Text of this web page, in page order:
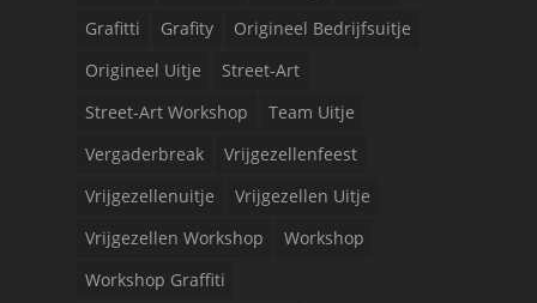
Grafitti
Grafity
Origineel Bedrijfsuitje
Origineel Uitje
Street-Art
Street-Art Workshop
Team Uitje
Vergaderbreak
Vrijgezellenfeest
Vrijgezellenuitje
Vrijgezellen Uitje
Vrijgezellen Workshop
Workshop
Workshop Graffiti